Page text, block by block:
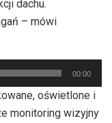
dachu.
– mówi
00:00
oświetlone i
monitoring wizyjny